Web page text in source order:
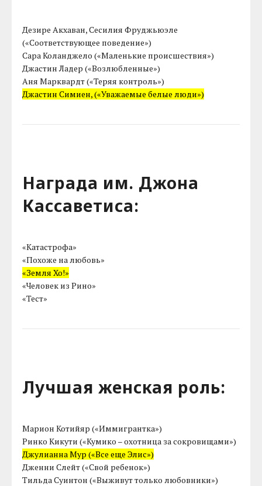
Дезире Акхаван, Сесилия Фруджьюэле
(«Соответствующее поведение»)
Сара Коланджело («Маленькие происшествия»)
Джастин Ладер («Возлюбленные»)
Аня Марквардт («Теряя контроль»)
Джастин Симиен, («Уважаемые белые люди»)
Награда им. Джона
Кассаветиса:
«Катастрофа»
«Похоже на любовь»
«Земля Хо!»
«Человек из Рино»
«Тест»
Лучшая женская роль:
Марион Котийяр («Иммигрантка»)
Ринко Кикути («Кумико – охотница за сокровищами»)
Джулианна Мур («Все еще Элис»)
Дженни Слейт («Свой ребенок»)
Тильда Суинтон («Выживут только любовники»)